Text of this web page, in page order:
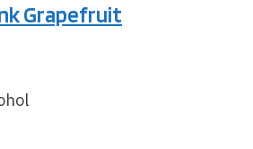
Grapefruit